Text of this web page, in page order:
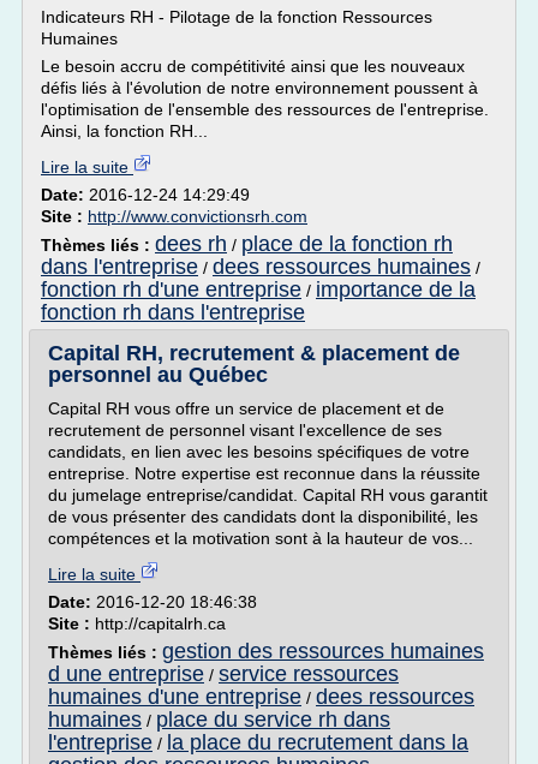
Indicateurs RH - Pilotage de la fonction Ressources
Humaines
Le besoin accru de compétitivité ainsi que les nouveaux
défis liés à l'évolution de notre environnement poussent à
l'optimisation de l'ensemble des ressources de l'entreprise.
Ainsi, la fonction RH...
Lire la suite
Date: 2016-12-24 14:29:49
Site : http://www.convictionsrh.com
Thèmes liés : dees rh / place de la fonction rh
dans l'entreprise / dees ressources humaines /
fonction rh d'une entreprise / importance de la
fonction rh dans l'entreprise
Capital RH, recrutement & placement de
personnel au Québec
Capital RH vous offre un service de placement et de
recrutement de personnel visant l'excellence de ses
candidats, en lien avec les besoins spécifiques de votre
entreprise. Notre expertise est reconnue dans la réussite
du jumelage entreprise/candidat. Capital RH vous garantit
de vous présenter des candidats dont la disponibilité, les
compétences et la motivation sont à la hauteur de vos...
Lire la suite
Date: 2016-12-20 18:46:38
Site : http://capitalrh.ca
Thèmes liés : gestion des ressources humaines
d une entreprise / service ressources
humaines d'une entreprise / dees ressources
humaines / place du service rh dans
l'entreprise / la place du recrutement dans la